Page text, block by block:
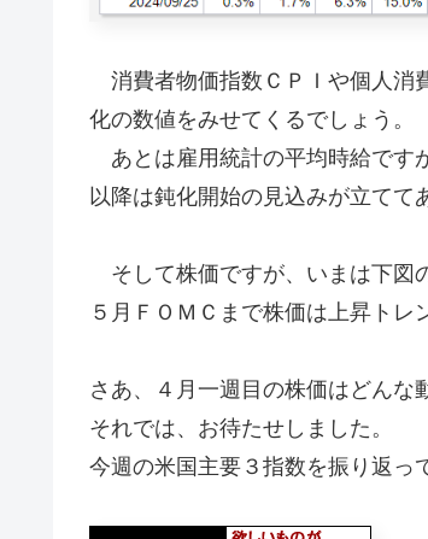
消費者物価指数ＣＰＩや個人消
化の数値をみせてくるでしょう。
あとは雇用統計の平均時給です
以降は鈍化開始の見込みが立てて
そして株価ですが、いまは下図
５月ＦＯＭＣまで株価は上昇トレ
さあ、４月一週目の株価はどんな
それでは、お待たせしました。
今週の米国主要３指数を振り返っ